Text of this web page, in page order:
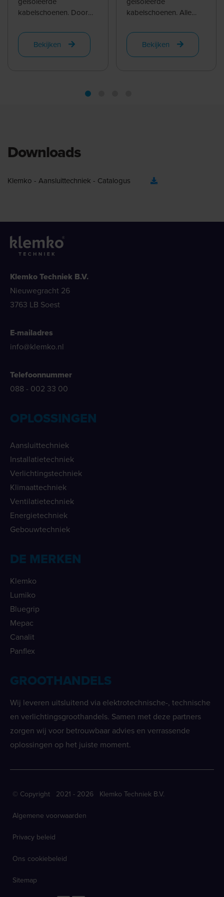
kabelschoenen. Door
deze tool ook prettig in
gebruik voor ...
Bekijken
kabelschoenen. Alle
en 6,0mm2 worden
gekrompen door de
verschillende ...
Bekijken
Downloads
Klemko - Aansluittechniek - Catalogus
Klemko Techniek B.V.
Nieuwegracht 26
3763 LB Soest
E-mailadres
info@klemko.nl
Telefoonnummer
088 - 002 33 00
OPLOSSINGEN
Aansluittechniek
Installatietechniek
Verlichtingstechniek
Klimaattechniek
Ventilatietechniek
Energietechniek
Gebouwtechniek
DE MERKEN
Klemko
Lumiko
Bluegrip
Mepac
Canalit
Panflex
GROOTHANDELS
Wij leveren uitsluitend via elektrotechnische-, technische
en verlichtingsgroothandels. Samen met deze partners
zorgen wij voor betrouwbaar advies en verrassende
oplossingen op het juiste moment.
© Copyright 2021 - 2026 Klemko Techniek B.V.
Algemene voorwaarden
Privacy beleid
Ons cookiebeleid
Sitemap